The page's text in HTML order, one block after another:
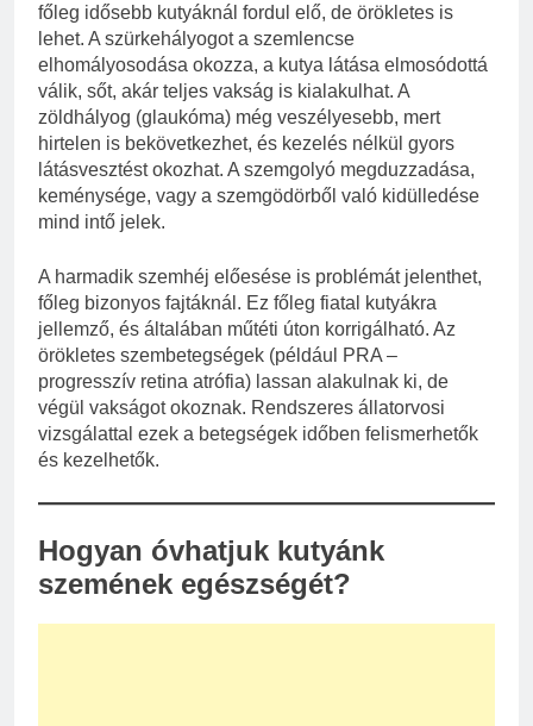
főleg idősebb kutyáknál fordul elő, de örökletes is
lehet. A szürkehályogot a szemlencse
elhomályosodása okozza, a kutya látása elmosódottá
válik, sőt, akár teljes vakság is kialakulhat. A
zöldhályog (glaukóma) még veszélyesebb, mert
hirtelen is bekövetkezhet, és kezelés nélkül gyors
látásvesztést okozhat. A szemgolyó megduzzadása,
keménysége, vagy a szemgödörből való kidülledése
mind intő jelek.
A harmadik szemhéj előesése is problémát jelenthet,
főleg bizonyos fajtáknál. Ez főleg fiatal kutyákra
jellemző, és általában műtéti úton korrigálható. Az
örökletes szembetegségek (például PRA –
progresszív retina atrófia) lassan alakulnak ki, de
végül vakságot okoznak. Rendszeres állatorvosi
vizsgálattal ezek a betegségek időben felismerhetők
és kezelhetők.
Hogyan óvhatjuk kutyánk
szemének egészségét?